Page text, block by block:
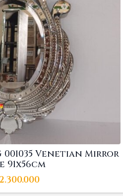
001035 Venetian Mirror
91x56cm
2.300.000